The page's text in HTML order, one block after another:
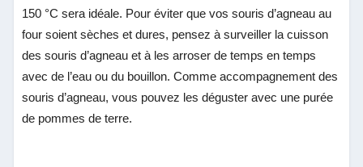
150 °C sera idéale. Pour éviter que vos souris d’agneau au
four soient sèches et dures, pensez à surveiller la cuisson
des souris d’agneau et à les arroser de temps en temps
avec de l’eau ou du bouillon. Comme accompagnement des
souris d’agneau, vous pouvez les déguster avec une purée
de pommes de terre.